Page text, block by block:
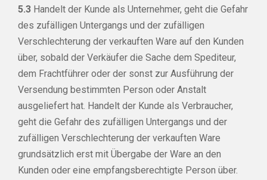
5.3 Handelt der Kunde als Unternehmer, geht die Gefahr
des zufälligen Untergangs und der zufälligen
Verschlechterung der verkauften Ware auf den Kunden
über, sobald der Verkäufer die Sache dem Spediteur,
dem Frachtführer oder der sonst zur Ausführung der
Versendung bestimmten Person oder Anstalt
ausgeliefert hat. Handelt der Kunde als Verbraucher,
geht die Gefahr des zufälligen Untergangs und der
zufälligen Verschlechterung der verkauften Ware
grundsätzlich erst mit Übergabe der Ware an den
Kunden oder eine empfangsberechtigte Person über.